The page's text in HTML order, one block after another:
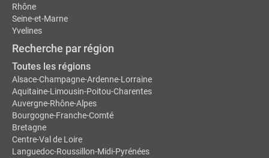
Rhône
Seine-et-Marne
Yvelines
Recherche par région
Toutes les régions
Alsace-Champagne-Ardenne-Lorraine
Aquitaine-Limousin-Poitou-Charentes
Auvergne-Rhône-Alpes
Bourgogne-Franche-Comté
Bretagne
Centre-Val de Loire
Languedoc-Roussillon-Midi-Pyrénées